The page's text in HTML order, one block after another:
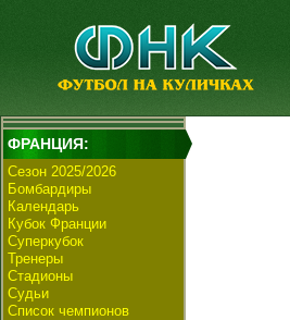
ФРАНЦИЯ:
Сезон 2025/2026
Бомбардиры
Календарь
Кубок Франции
Суперкубок
Тренеры
Стадионы
Судьи
Список чемпионов